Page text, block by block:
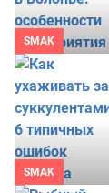
SMAK
SMAK